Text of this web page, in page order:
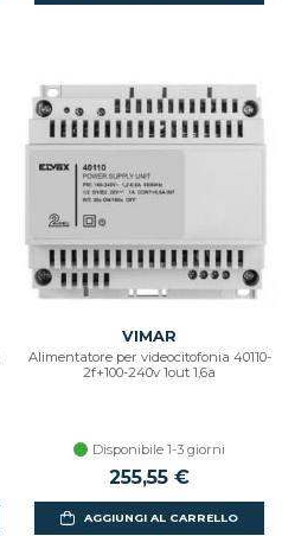
VIMAR
Alimentatore per videocitofonia 40110-
2f+100-240v 1out 1,6a
Disponibile 1-3 giorni
255,55 €
AGGIUNGI AL CARRELLO